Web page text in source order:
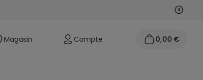
Magasin Compte 0,00 €